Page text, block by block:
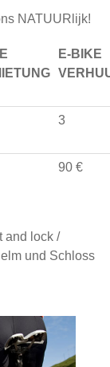
NATUURlijk!
E-BIKE
3
90 €
and lock /
und Schloss